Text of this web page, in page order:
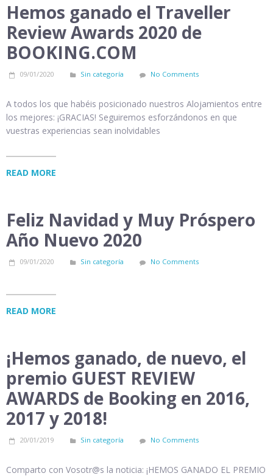
Hemos ganado el Traveller
Review Awards 2020 de
BOOKING.COM
09/01/2020 Sin categoría No Comments
A todos los que habéis posicionado nuestros Alojamientos entre
los mejores: ¡GRACIAS! Seguiremos esforzándonos en que
vuestras experiencias sean inolvidables
READ MORE
Feliz Navidad y Muy Próspero
Año Nuevo 2020
09/01/2020 Sin categoría No Comments
READ MORE
¡Hemos ganado, de nuevo, el
premio GUEST REVIEW
AWARDS de Booking en 2016,
2017 y 2018!
20/01/2019 Sin categoría No Comments
Comparto con Vosotr@s la noticia: ¡HEMOS GANADO EL PREMIO